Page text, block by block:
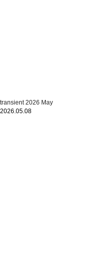
transient 2026 May
2026.05.08